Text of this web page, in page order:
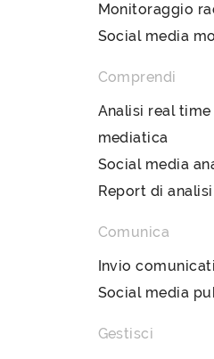
Monitoraggio
Social media
Comprendi
Analisi real
mediatica
Social media
Report di
Comunica
Invio
Social media
Gestisci